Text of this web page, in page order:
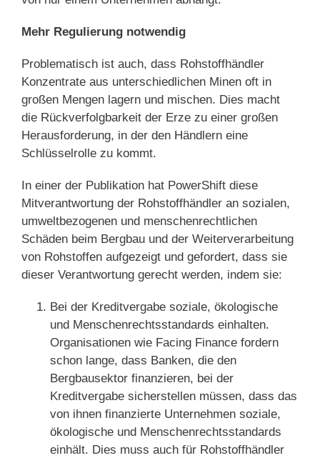
Mehr Regulierung notwendig
Problematisch ist auch, dass Rohstoffhändler
Konzentrate aus unterschiedlichen Minen oft in
großen Mengen lagern und mischen. Dies macht
die Rückverfolgbarkeit der Erze zu einer großen
Herausforderung, in der den Händlern eine
Schlüsselrolle zu kommt.
In einer der Publikation hat PowerShift diese
Mitverantwortung der Rohstoffhändler an sozialen,
umweltbezogenen und menschenrechtlichen
Schäden beim Bergbau und der Weiterverarbeitung
von Rohstoffen aufgezeigt und gefordert, dass sie
dieser Verantwortung gerecht werden, indem sie:
Bei der Kreditvergabe soziale, ökologische
und Menschenrechtsstandards einhalten.
Organisationen wie Facing Finance fordern
schon lange, dass Banken, die den
Bergbausektor finanzieren, bei der
Kreditvergabe sicherstellen müssen, dass das
von ihnen finanzierte Unternehmen soziale,
ökologische und Menschenrechtsstandards
einhält. Dies muss auch für Rohstoffhändler